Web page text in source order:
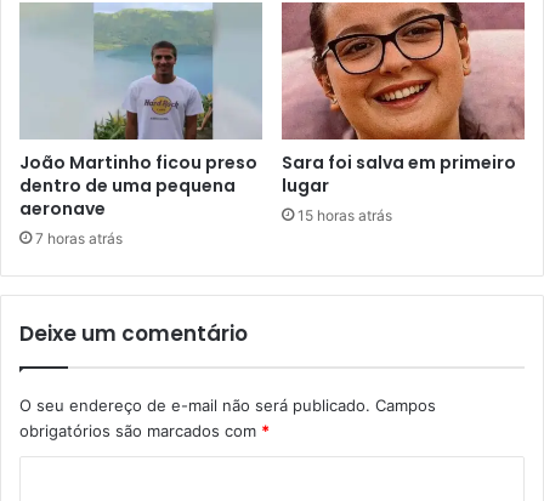
João Martinho ficou preso
dentro de uma pequena
aeronave
7 horas atrás
Sara foi salva em primeiro
lugar
15 horas atrás
Deixe um comentário
O seu endereço de e-mail não será publicado. Campos
obrigatórios são marcados com *